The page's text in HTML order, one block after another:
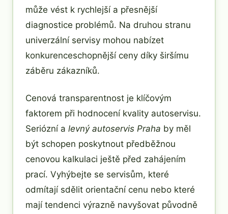
může vést k rychlejší a přesnější
diagnostice problémů. Na druhou stranu
univerzální servisy mohou nabízet
konkurenceschopnější ceny díky širšímu
záběru zákazníků.
Cenová transparentnost je klíčovým
faktorem při hodnocení kvality autoservisu.
Seriózní a levný autoservis Praha by měl
být schopen poskytnout předběžnou
cenovou kalkulaci ještě před zahájením
prací. Vyhýbejte se servisům, které
odmítají sdělit orientační cenu nebo které
mají tendenci výrazně navyšovat původně